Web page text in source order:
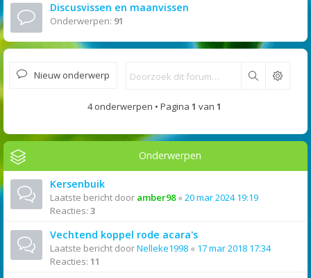
Discusvissen en maanvissen
Onderwerpen: 91
Nieuw onderwerp Zoek
4 onderwerpen • Pagina 1 van 1
Onderwerpen
Kersenbuik
Laatste bericht door amber98« 20 mar 2024 19:19
Reacties: 3
Vechtend koppel rode acara's
Laatste bericht doorNelleke1998 « 17 mar 2018 17:34
Reacties: 11